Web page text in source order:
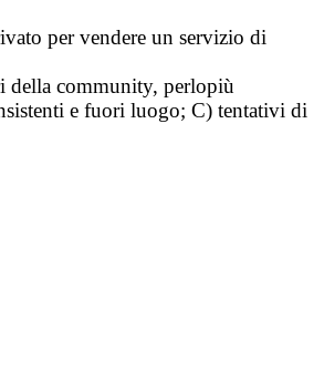
per vendere un servizio di
della community, perlopiù
e fuori luogo; C) tentativi di